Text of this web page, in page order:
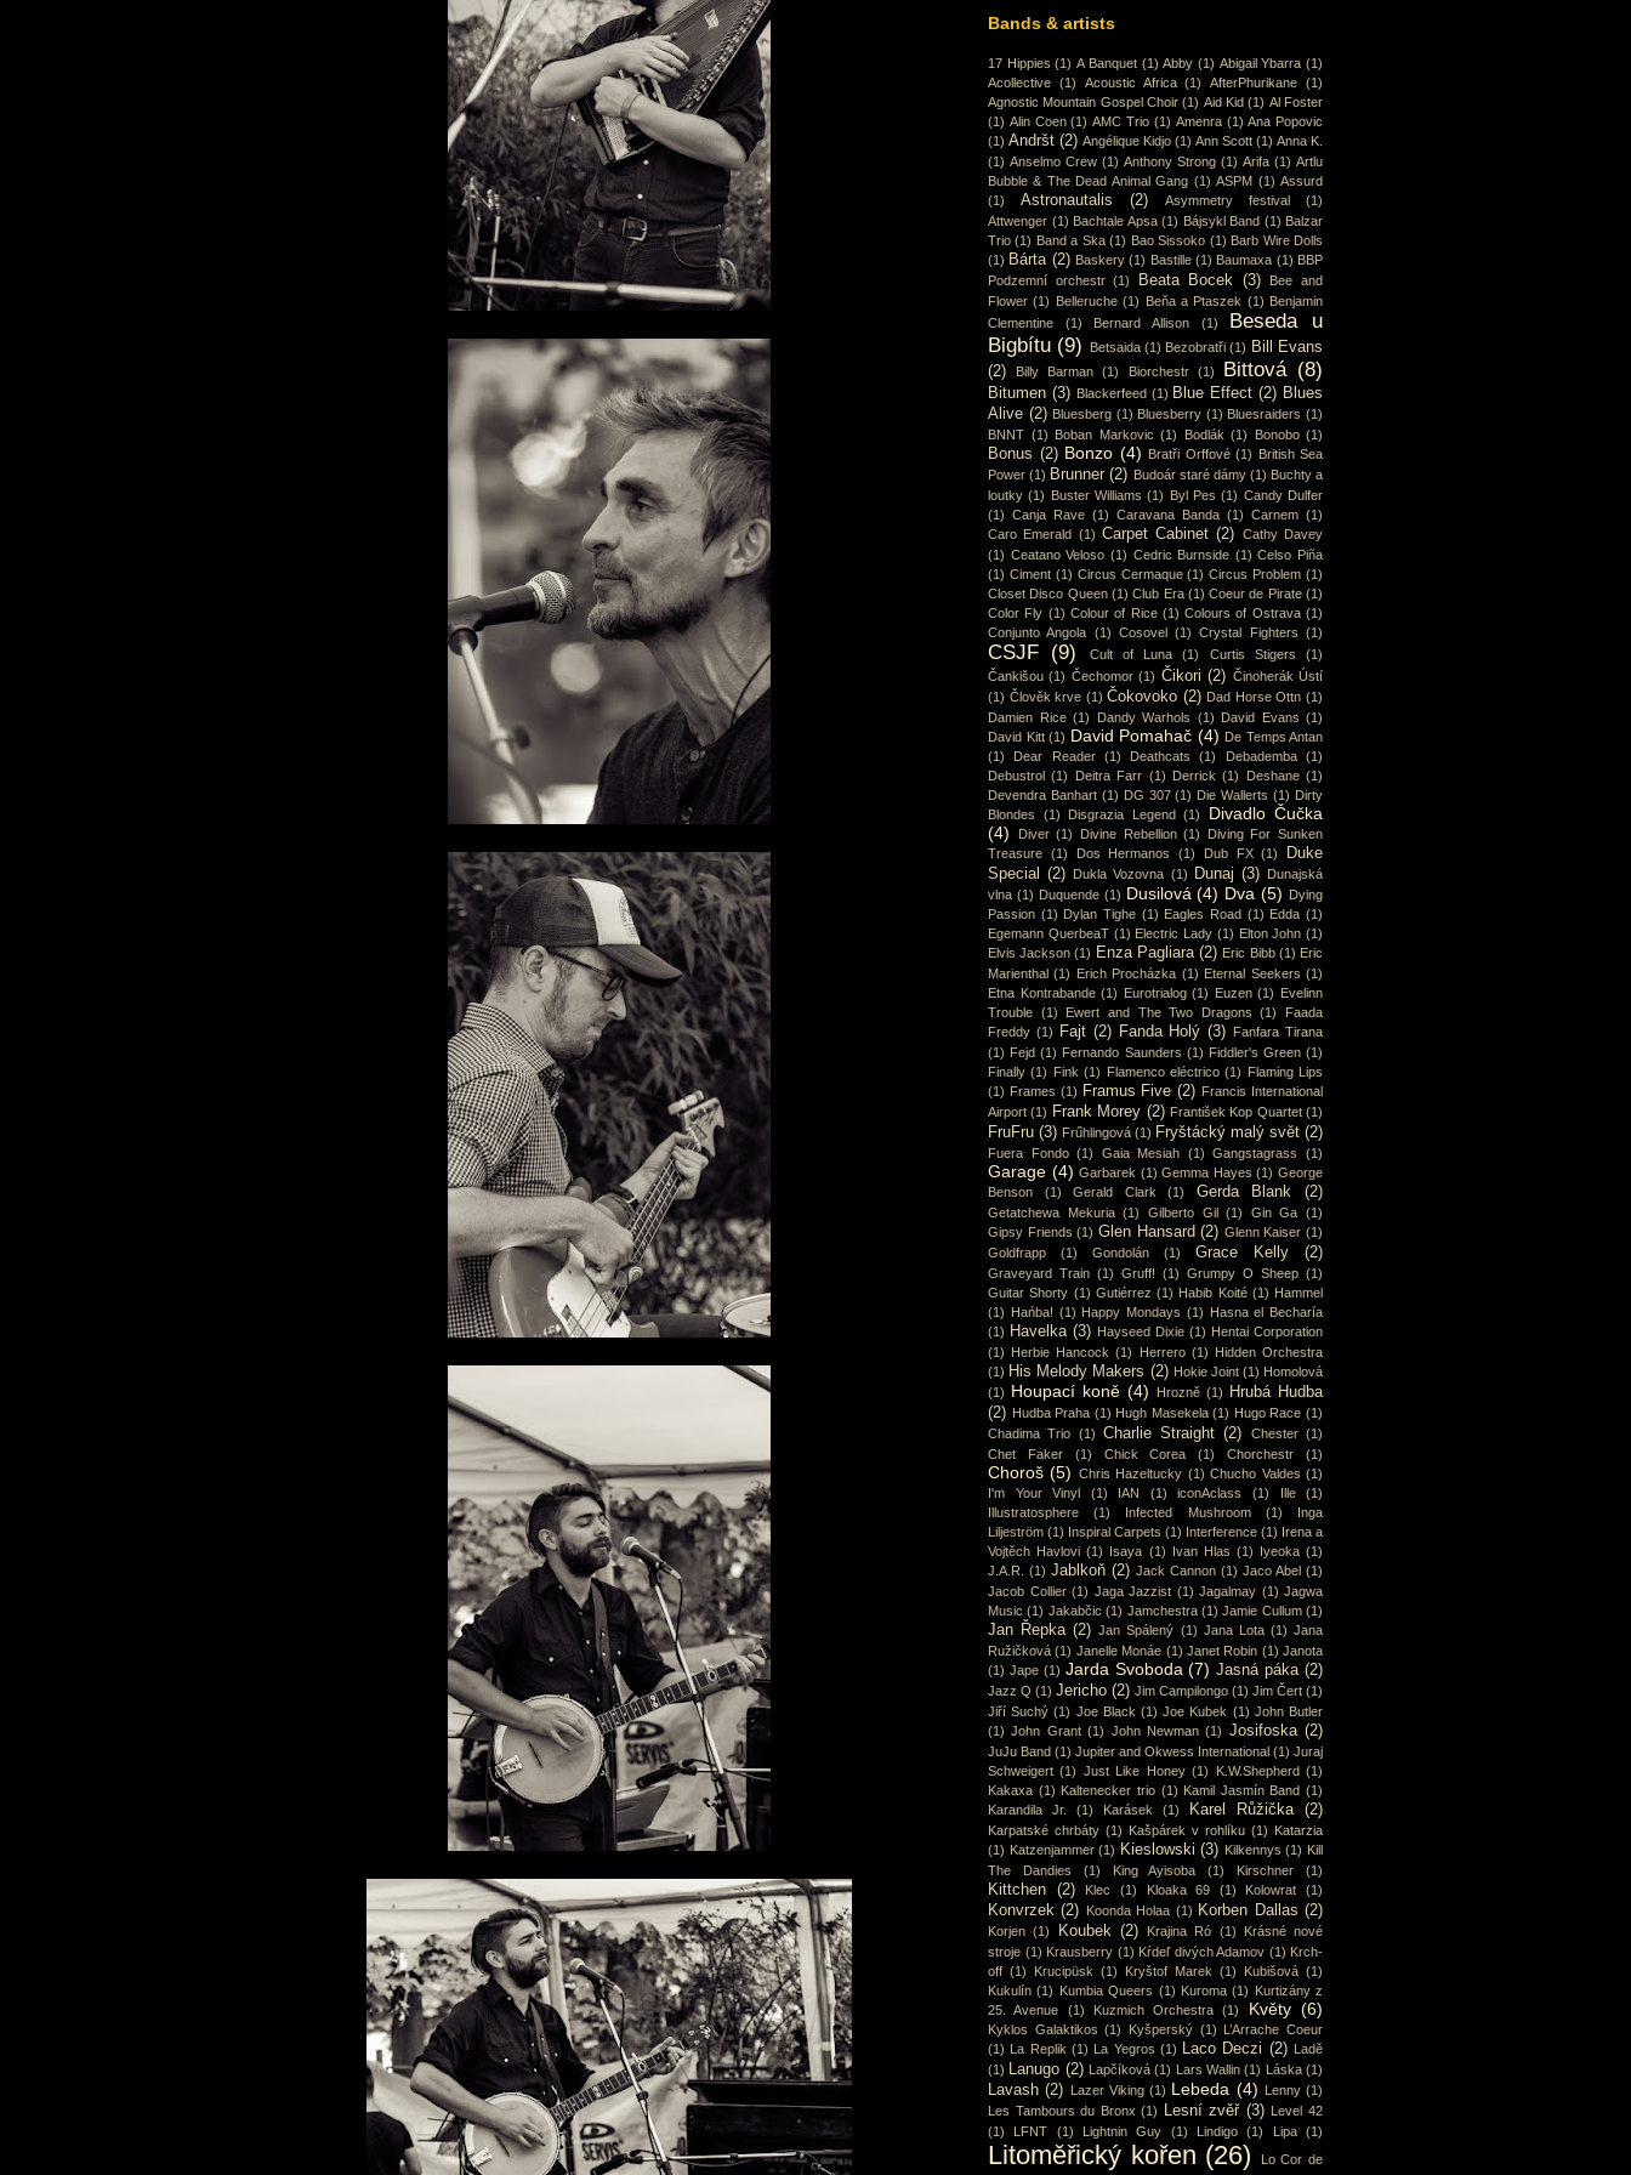
Bands & artists
17 Hippies (1) A Banquet (1) Abby (1) Abigail Ybarra (1)
Acollective (1) Acoustic Africa (1) AfterPhurikane (1)
Agnostic Mountain Gospel Choir (1) Aid Kid (1) Al Foster
(1) Alin Coen (1) AMC Trio (1) Amenra (1) Ana Popovic
(1) Andršt (2) Angélique Kidjo (1) Ann Scott (1) Anna K.
(1) Anselmo Crew (1) Anthony Strong (1) Arifa (1) Artlu
Bubble & The Dead Animal Gang (1) ASPM (1) Assurd
(1)
Astronautalis (2) Asymmetry festival
(1)
Attwenger (1) Bachtale Apsa (1) Bájsykl Band (1) Balzar
Trio (1) Band a Ska (1) Bao Sissoko (1) Barb Wire Dolls
(1) Bárta (2) Baskery (1) Bastille (1) Baumaxa (1) BBP
Podzemní orchestr (1) Beata Bocek (3)
Bee and
Flower (1) Belleruche (1) Beňa a Ptaszek (1) Benjamin
Clementine
(1) Bernard Allison (1)
Beseda u
Bigbítu (9) Betsaida (1) Bezobratři (1) Bill Evans
(2)
Billy Barman (1) Biorchestr (1) Bittová (8)
Bitumen (3) Blackerfeed (1) Blue Effect (2) Blues
Alive (2) Bluesberg (1) Bluesberry (1) Bluesraiders (1)
BNNT (1) Boban Markovic (1) Bodlák (1) Bonobo (1)
Bonus (2) Bonzo (4) Bratři Orffové (1)
British Sea
Power (1) Brunner (2) Budoár staré dámy (1) Buchty a
loutky (1) Buster Williams (1) Byl Pes (1) Candy Dulfer
(1) Canja Rave (1) Caravana Banda (1) Carnem (1)
Caro Emerald (1) Carpet Cabinet (2) Cathy Davey
(1) Ceatano Veloso (1) Cedric Burnside (1) Celso Piña
(1) Ciment (1) Circus Cermaque (1) Circus Problem (1)
Closet Disco Queen (1) Club Era (1) Coeur de Pirate (1)
Color Fly (1) Colour of Rice (1) Colours of Ostrava (1)
Conjunto Angola (1) Cosovel (1) Crystal Fighters (1)
CSJF (9) Cult of Luna (1) Curtis Stigers
(1)
Čankišou (1) Čechomor (1) Čikori (2) Činoherák Ústí
(1) Člověk krve (1) Čokovoko (2) Dad Horse Ottn (1)
Damien Rice (1) Dandy Warhols (1) David Evans (1)
David Kitt (1) David Pomahač (4) De Temps Antan
(1)
Dear Reader (1) Deathcats (1) Debademba
(1)
Debustrol
(1) Deitra Farr (1) Derrick (1) Deshane (1)
Devendra Banhart (1) DG 307 (1) Die Wallerts (1) Dirty
Blondes
(1) Disgrazia Legend (1)
Divadlo Čučka
(4)
Diver (1) Divine Rebellion (1)
Diving For Sunken
Treasure (1) Dos Hermanos (1) Dub FX (1)
Duke
Special (2) Dukla Vozovna (1) Dunaj (3)
Dunajská
vlna (1) Duquende (1) Dusilová (4) Dva (5)
Dying
Passion (1) Dylan Tighe (1) Eagles Road (1) Edda (1)
Egemann QuerbeaT (1) Electric Lady (1) Elton John (1)
Elvis Jackson (1) Enza Pagliara (2) Eric Bibb (1) Eric
Marienthal (1) Erich Procházka (1) Eternal Seekers (1)
Etna Kontrabande (1) Eurotrialog (1) Euzen (1)
Evelinn
Trouble (1) Ewert and The Two Dragons (1)
Faada
Freddy (1) Fajt (2) Fanda Holý (3)
Fanfara Tirana
(1) Fejd (1) Fernando Saunders (1) Fiddler's Green (1)
Finally (1) Fink (1) Flamenco eléctrico (1)
Flaming Lips
(1) Frames (1) Framus Five (2) Francis International
Airport (1) Frank Morey (2) František Kop Quartet (1)
FruFru (3) Frűhlingová (1) Fryštácký malý svět (2)
Fuera Fondo (1) Gaia Mesiah (1) Gangstagrass (1)
Garage (4) Garbarek (1) Gemma Hayes (1) George
Benson
(1) Gerald Clark (1) Gerda Blank (2)
Getatchewa Mekuria (1) Gilberto Gil (1) Gin Ga (1)
Gipsy Friends (1) Glen Hansard (2) Glenn Kaiser (1)
Goldfrapp
(1) Gondolán (1) Grace Kelly (2)
Graveyard Train (1) Gruff! (1) Grumpy O Sheep (1)
Guitar Shorty (1) Gutiérrez (1) Habib Koité (1) Hammel
(1)
Hańba! (1) Happy Mondays (1)
Hasna el Becharía
(1) Havelka (3) Hayseed Dixie (1) Hentai Corporation
(1)
Herbie Hancock (1) Herrero (1)
Hidden Orchestra
(1) His Melody Makers (2) Hokie Joint (1) Homolová
(1) Houpací koně (4) Hrozně (1)
Hrubá Hudba
(2) Hudba Praha (1) Hugh Masekela (1) Hugo Race (1)
Chadima Trio (1) Charlie Straight (2) Chester (1)
Chet Faker
(1) Chick Corea (1) Chorchestr (1)
Choroš (5) Chris Hazeltucky (1) Chucho Valdes (1)
I'm Your Vinyl
(1) IAN (1) iconAclass (1) Ille
(1)
Illustratosphere
(1) Infected Mushroom (1)
Inga
Liljeström (1) Inspiral Carpets (1) Interference (1) Irena a
Vojtěch Havlovi (1) Isaya (1) Ivan Hlas (1) Iyeoka (1)
J.A.R. (1) Jablkoň (2) Jack Cannon (1) Jaco Abel (1)
Jacob Collier (1) Jaga Jazzist (1) Jagalmay (1) Jagwa
Music (1) Jakabčic (1) Jamchestra (1) Jamie Cullum (1)
Jan Řepka (2) Jan Spálený (1) Jana Lota (1) Jana
Ružičková (1) Janelle Monáe (1) Janet Robin (1) Janota
(1) Jape (1) Jarda Svoboda (7) Jasná páka (2)
Jazz Q (1) Jericho (2) Jim Campilongo (1) Jim Čert (1)
Jiří Suchý (1) Joe Black (1) Joe Kubek (1) John Butler
(1) John Grant (1) John Newman (1) Josifoska (2)
JuJu Band (1) Jupiter and Okwess International (1) Juraj
Schweigert (1) Just Like Honey (1) K.W.Shepherd (1)
Kakaxa (1) Kaltenecker trio (1) Kamil Jasmín Band (1)
Karandila Jr.
(1) Karásek (1) Karel Růžička (2)
Karpatské chrbáty (1) Kašpárek v rohlíku (1)
Katarzia
(1) Katzenjammer (1) Kieslowski (3) Kilkennys (1) Kill
The Dandies
(1) King Ayisoba (1) Kirschner (1)
Kittchen (2) Klec (1) Kloaka 69 (1) Kolowrat (1)
Konvrzek (2) Koonda Holaa (1) Korben Dallas (2)
Korjen (1) Koubek (2) Krajina Ró (1)
Krásné nové
stroje (1) Krausberry (1) Kŕdeľ divých Adamov (1) Krch-
off (1) Krucipüsk (1) Kryštof Marek (1) Kubišová (1)
Kukulín (1) Kumbia Queers (1) Kuroma (1)
Kurtizány z
25. Avenue
(1) Kuzmich Orchestra (1) Květy (6)
Kyklos Galaktikos (1) Kyšperský (1)
L’Arrache Coeur
(1) La Replik (1) La Yegros (1) Laco Deczi (2) Ladě
(1) Lanugo (2) Lapčíková (1) Lars Wallin (1) Láska (1)
Lavash (2) Lazer Viking (1) Lebeda (4) Lenny (1)
Les Tambours du Bronx (1) Lesní zvěř (3) Level 42
(1)
LFNT (1) Lightnin Guy (1) Lindigo (1) Lipa (1)
Litoměřický kořen (26) Lo Cor de